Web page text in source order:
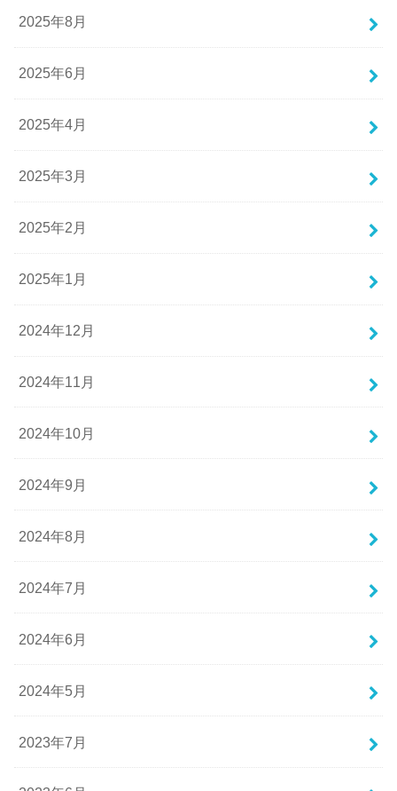
2025年8月
2025年6月
2025年4月
2025年3月
2025年2月
2025年1月
2024年12月
2024年11月
2024年10月
2024年9月
2024年8月
2024年7月
2024年6月
2024年5月
2023年7月